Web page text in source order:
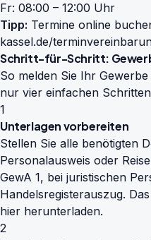
Fr: 08:00 – 12:00 Uhr
Tipp: Termine online
kassel.de/
Schritt-für-Schritt:
So melden Sie Ihr
nur vier einfachen
1
Unterlagen vorbereiten
Stellen Sie alle benötigten
Personalausweis oder
GewA 1, bei juristischen
Handelsregisterauszug.
hier herunterladen.
2